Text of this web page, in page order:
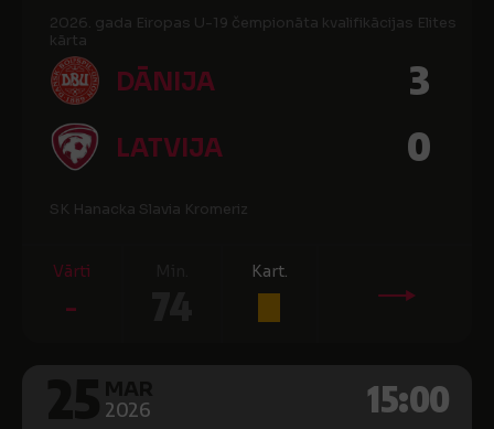
2026. gada Eiropas U-19 čempionāta kvalifikācijas Elites
kārta
DĀNIJA 3
LATVIJA 0
SK Hanacka Slavia Kromeriz
Vārti
-
Kart.
2026 15:00